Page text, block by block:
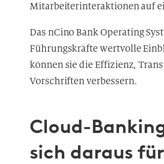
Mitarbeiterinteraktionen auf
Das nCino Bank Operating
Führungskräfte wertvolle
können sie die Effizienz,
Vorschriften verbessern.
Cloud-
sich daraus